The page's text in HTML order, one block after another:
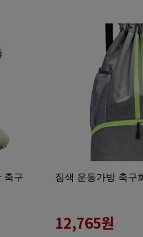
축구
짐색 운동가방 축구
12,765원